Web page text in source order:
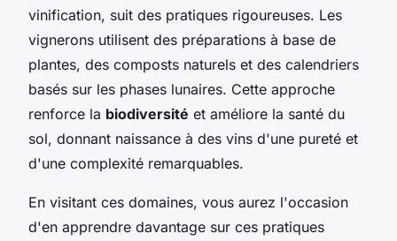
vinification, suit des pratiques rigoureuses. Les
vignerons utilisent des préparations à base de
plantes, des composts naturels et des calendriers
basés sur les phases lunaires. Cette approche
renforce la biodiversité et améliore la santé du
sol, donnant naissance à des vins d'une pureté et
d'une complexité remarquables.
En visitant ces domaines, vous aurez l'occasion
d'en apprendre davantage sur ces pratiques